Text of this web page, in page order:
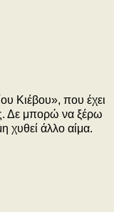
Κιέβου», που έχει
Δε μπορώ να ξέρω
χυθεί άλλο αίμα.